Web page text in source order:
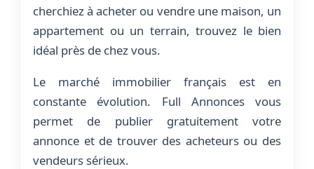
cherchiez à acheter ou vendre une maison, un
appartement ou un terrain, trouvez le bien
idéal près de chez vous.
Le marché immobilier français est en
constante évolution. Full Annonces vous
permet de publier gratuitement votre
annonce et de trouver des acheteurs ou des
vendeurs sérieux.